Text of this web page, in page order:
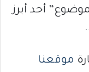
أحد أبرز
موقعنا